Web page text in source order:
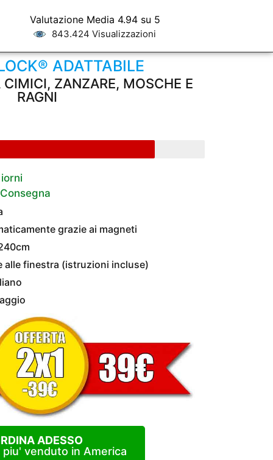
Valutazione Media 4.94 su 5
843.424 Visualizzazioni
ADATTABILE
ZANZARE, MOSCHE E
RAGNI
grazie ai magneti
alle finestra (istruzioni incluse)
ADESSO
piu' venduto in America